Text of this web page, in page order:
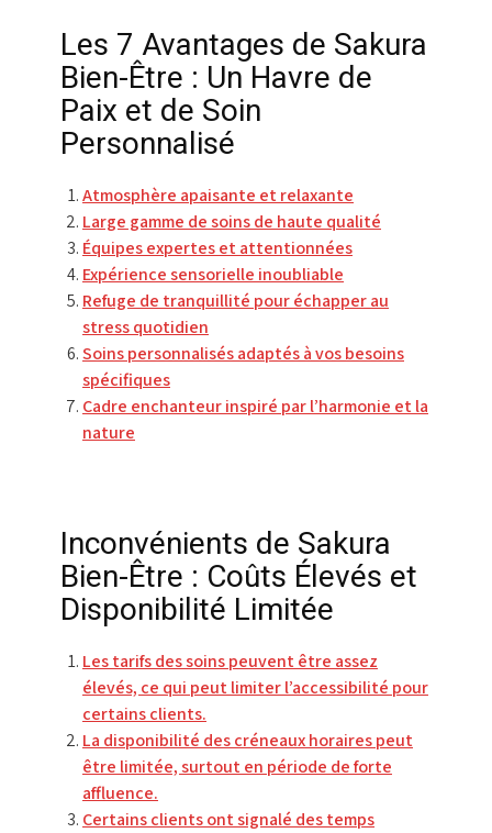
Les 7 Avantages de Sakura
Bien-Être : Un Havre de
Paix et de Soin
Personnalisé
Atmosphère apaisante et relaxante
Large gamme de soins de haute qualité
Équipes expertes et attentionnées
Expérience sensorielle inoubliable
Refuge de tranquillité pour échapper au
stress quotidien
Soins personnalisés adaptés à vos besoins
spécifiques
Cadre enchanteur inspiré par l’harmonie et la
nature
Inconvénients de Sakura
Bien-Être : Coûts Élevés et
Disponibilité Limitée
Les tarifs des soins peuvent être assez
élevés, ce qui peut limiter l’accessibilité pour
certains clients.
La disponibilité des créneaux horaires peut
être limitée, surtout en période de forte
affluence.
Certains clients ont signalé des temps